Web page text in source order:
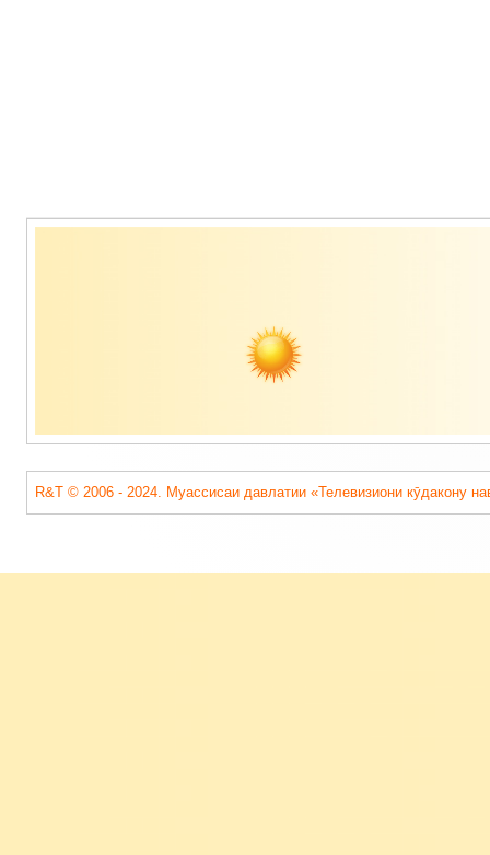
Содержимое
R&T © 2006 - 2024. Муассисаи давлатии «Телевизиони кӯдакону